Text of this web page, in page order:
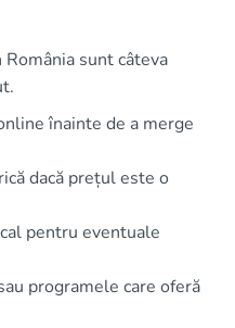
sunt câteva
înainte de a merge
dacă prețul este o
pentru eventuale
programele care oferă